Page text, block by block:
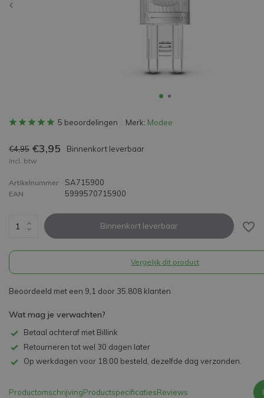
5 beoordelingen Merk: Modee
€4,95 €3,95 Binnenkort leverbaar
Incl. btw
Artikelnummer SA715900
EAN 5999570715900
Binnenkort leverbaar
Vergelijk dit product
Beoordeeld met een 9,1 door 35.808 klanten
Wat mag je verwachten?
Betaal achteraf met Billink
Retourneren tot wel 30 dagen later
Op werkdagen voor 18:00 besteld, dezelfde dag verzonden.
ProductomschrijvingProductspecificatiesReviews